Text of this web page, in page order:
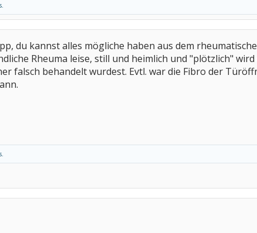
du kannst alles mögliche haben aus dem
Rheuma leise, still und heimlich und "plötzlich"
falsch behandelt wurdest. Evtl. war die Fibro der